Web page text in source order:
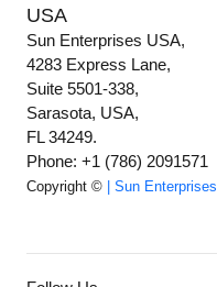
USA
Sun Enterprises USA,
4283 Express Lane,
Suite 5501-338,
Sarasota, USA,
FL 34249.
Phone: +1 (786) 2091571
Copyright © | Sun Enterprises